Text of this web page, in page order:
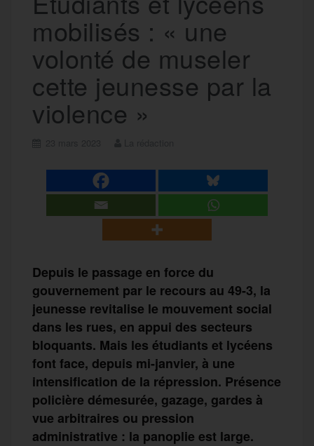
mobilisés : « une
volonté de museler
cette jeunesse par la
violence »
Depuis le passage en force du
gouvernement par le recours au 49-3, la
jeunesse revitalise le mouvement social
dans les rues, en appui des secteurs
bloquants. Mais les étudiants et lycéens
font face, depuis mi-janvier, à une
intensification de la répression. Présence
policière démesurée, gazage, gardes à
vue arbitraires ou pression
administrative : la panoplie est large.